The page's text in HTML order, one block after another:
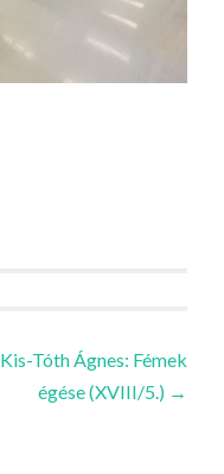
Kis-Tóth Ágnes: Fémek
égése (XVIII/5.) →